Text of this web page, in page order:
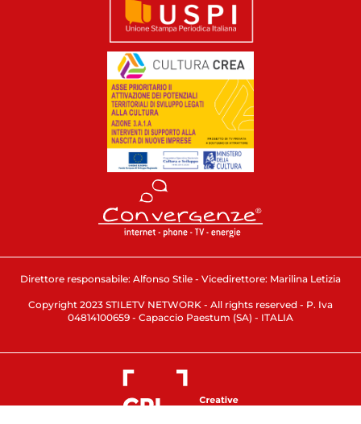
Direttore responsabile: Alfonso Stile - Vicedirettore: Marilina Letizia
Copyright 2023 STILETV NETWORK - All rights reserved - P. Iva
04814100659 - Capaccio Paestum (SA) - ITALIA